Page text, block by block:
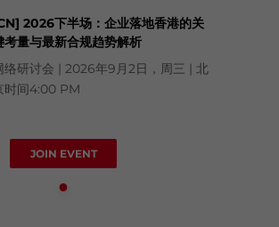
2026下半场：企业落地香港的关
考量与最新合规趋势解析
络研讨会 | 2026年9月2日，周三 | 北
时间4:00 PM
JOIN EVENT